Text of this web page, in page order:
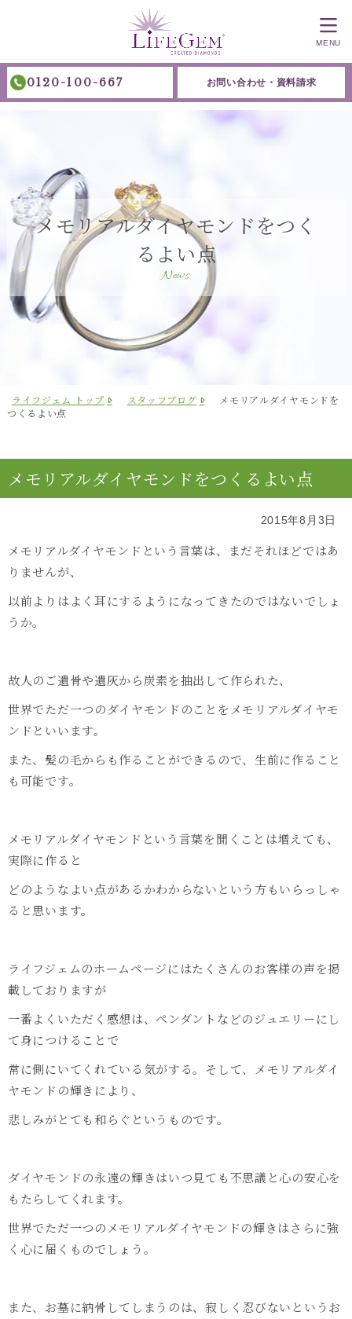
0120-100-667 お問い合わせ・資料請求
MENU
メモリアルダイヤモンドをつく
るよい点
News
ライフジェム トップ スタッフブログ
メモリアルダイヤモンドを
つくるよい点
メモリアルダイヤモンドをつくるよい点
2015年8月3日
メモリアルダイヤモンドという言葉は、まだそれほどではあ
りませんが、
以前よりはよく耳にするようになってきたのではないでしょ
うか。
故人のご遺骨や遺灰から炭素を抽出して作られた、
世界でただ一つのダイヤモンドのことをメモリアルダイヤモ
ンドといいます。
また、髪の毛からも作ることができるので、生前に作ること
も可能です。
メモリアルダイヤモンドという言葉を聞くことは増えても、
実際に作ると
どのようなよい点があるかわからないという方もいらっしゃ
ると思います。
ライフジェムのホームページにはたくさんのお客様の声を掲
載しておりますが
一番よくいただく感想は、ペンダントなどのジュエリーにし
て身につけることで
常に側にいてくれている気がする。そして、メモリアルダイ
ヤモンドの輝きにより、
悲しみがとても和らぐというものです。
ダイヤモンドの永遠の輝きはいつ見ても不思議と心の安心を
もたらしてくれます。
世界でただ一つのメモリアルダイヤモンドの輝きはさらに強
く心に届くものでしょう。
また、お墓に納骨してしまうのは、寂しく忍びないというお